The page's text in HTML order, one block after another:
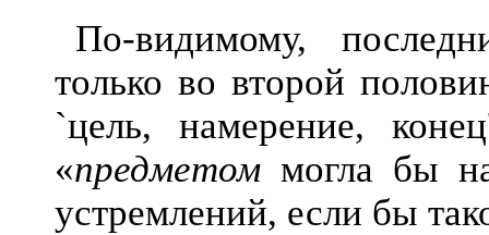
По-видимому,
только во второй
`цель, намерение,
«предметом могла бы
устремлений, если бы